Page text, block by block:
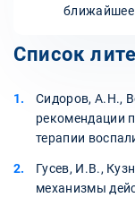
Список
Сидоров, А.Н.,
рекомендации
терапии
Гусев, И.В.,
механизмы